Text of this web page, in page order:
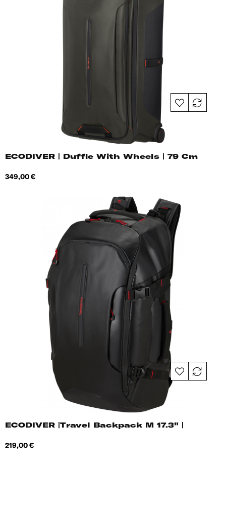
ECODIVER | Duffle With Wheels | 79 Cm
Hind
349,00 €
ECODIVER |Travel Backpack M 17.3" |
Hind
219,00 €